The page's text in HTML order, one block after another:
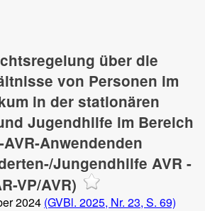
über die
von Personen im
in der stationären
Jugendhilfe im Bereich
Anwendenden
Jungendhilfe AVR -
VP/AVR)
2024 (GVBl. 2025, Nr. 23, S. 69)